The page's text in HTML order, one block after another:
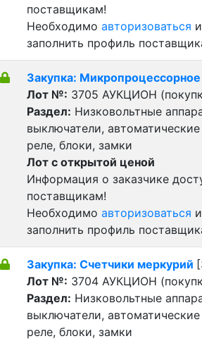
поставщикам!
Необходимо авторизоваться
заполнить профиль
Закупка: Микропроцессорное
Лот №: 3705 АУКЦИОН
Раздел: Низковольтные
выключатели,
реле, блоки, замки
Лот с открытой ценой
Информация о заказчике
поставщикам!
Необходимо авторизоваться
заполнить профиль
Закупка: Счетчики меркурий
Лот №: 3704 АУКЦИОН
Раздел: Низковольтные
выключатели,
реле, блоки, замки